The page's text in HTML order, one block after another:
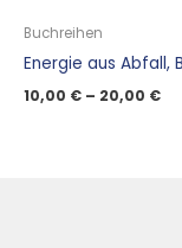
Buchreihen
Energie aus Abfall,
10,00 € – 20,00 €